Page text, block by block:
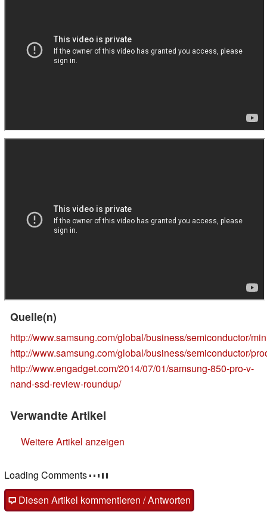
Quelle(n)
http://www.samsung.com/global/business/semiconductor/
http://www.samsung.com/global/business/semiconductor/
http://www.engadget.com/2014/07/01/samsung-850-pro-v-
nand-ssd-review-roundup/
Verwandte Artikel
Weitere Artikel anzeigen
Loading Comments
Diesen Artikel kommentieren / Antworten